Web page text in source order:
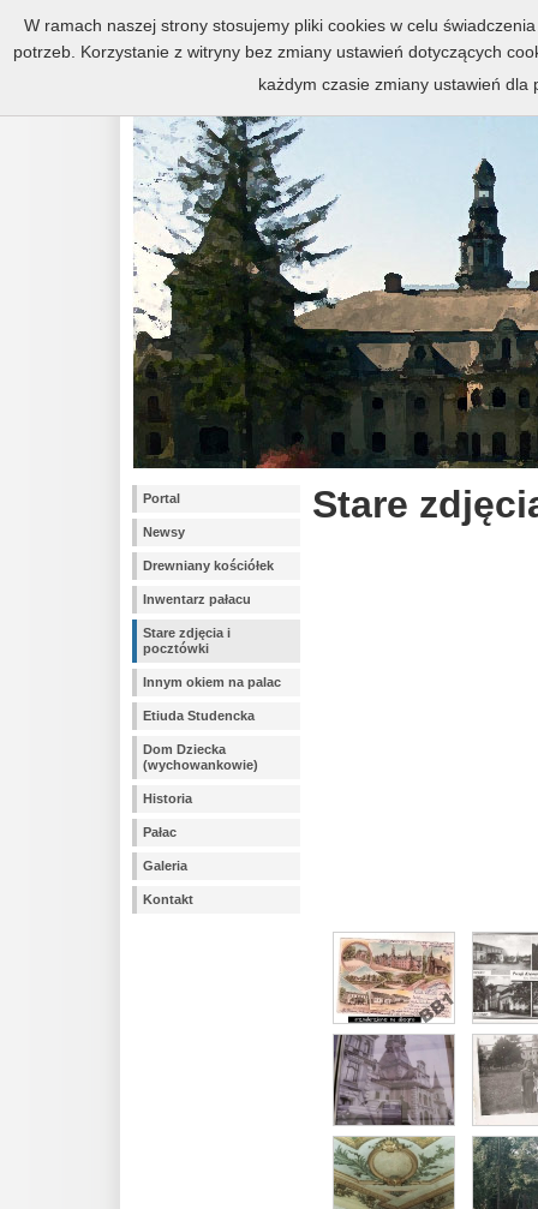
Zespół pałacowo-parkowy w
Portal
Newsy
Drewniany kościółek
Inwentarz pałacu
Stare zdjęcia i
pocztówki
Innym okiem na palac
Etiuda Studencka
Dom Dziecka
(wychowankowie)
Historia
Pałac
Galeria
Kontakt
Stare
W ramach naszej strony stosujemy pliki cookies w celu
potrzeb. Korzystanie z witryny bez zmiany ustawień dotyczących
każdym czasie zmiany ustawień dla